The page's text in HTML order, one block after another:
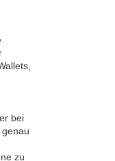
bei
zu